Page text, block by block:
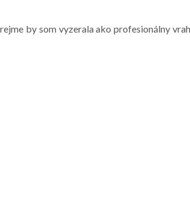
by som vyzerala ako profesionálny